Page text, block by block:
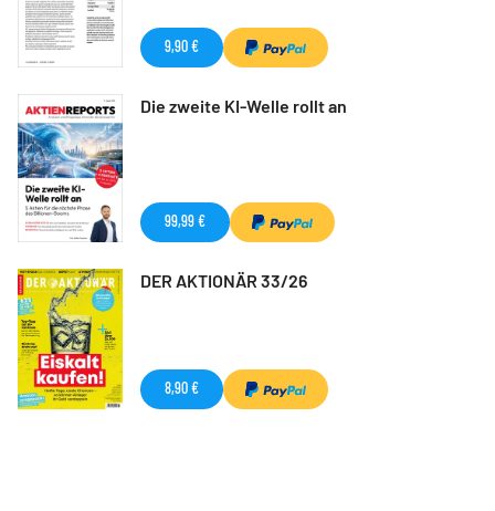
9,90 €
Die zweite KI-Welle rollt an
99,99 €
DER AKTIONÄR 33/26
8,90 €